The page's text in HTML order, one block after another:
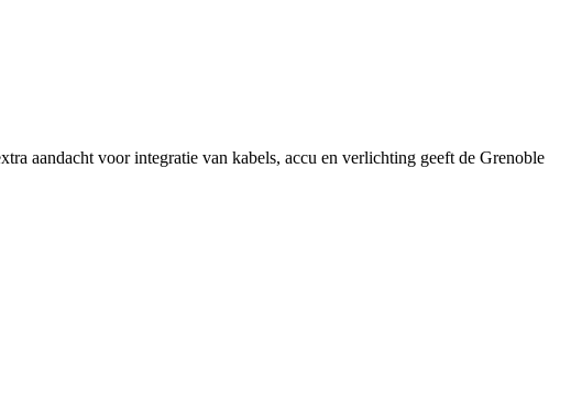
aandacht voor integratie van kabels, accu en verlichting geeft de Grenoble